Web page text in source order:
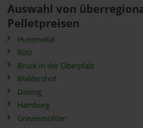
Auswahl von
Pelletpreisen
Hummeltal
Rötz
Bruck in der Oberpfalz
Waldershof
Daiting
Hamburg
Grevesmühlen